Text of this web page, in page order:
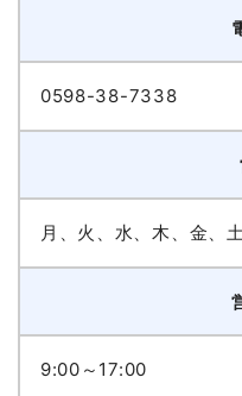
0598-38-7338
月、火、水、木、金、土
9:00～17:00